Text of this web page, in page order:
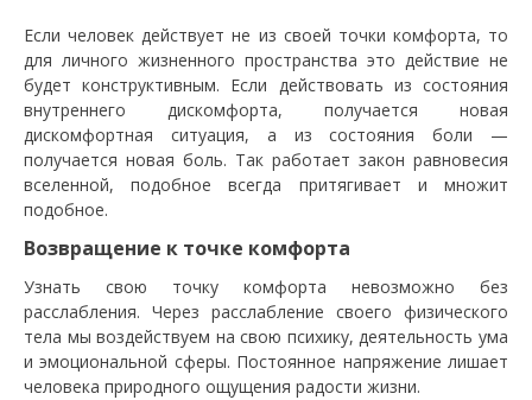
Если человек действует не из своей точки комфорта, то
для личного жизненного пространства это действие не
будет конструктивным. Если действовать из состояния
внутреннего дискомфорта, получается новая
дискомфортная ситуация, а из состояния боли —
получается новая боль. Так работает закон равновесия
вселенной, подобное всегда притягивает и множит
подобное.
Возвращение к точке комфорта
Узнать свою точку комфорта невозможно без
расслабления. Через расслабление своего физического
тела мы воздействуем на свою психику, деятельность ума
и эмоциональной сферы. Постоянное напряжение лишает
человека природного ощущения радости жизни.